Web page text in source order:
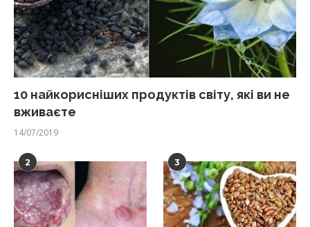
10 найкорисніших продуктів світу, які ви не
вживаєте
14/07/2019
2 3